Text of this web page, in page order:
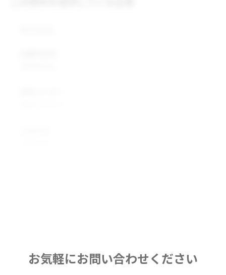
お気軽にお問い合わせください